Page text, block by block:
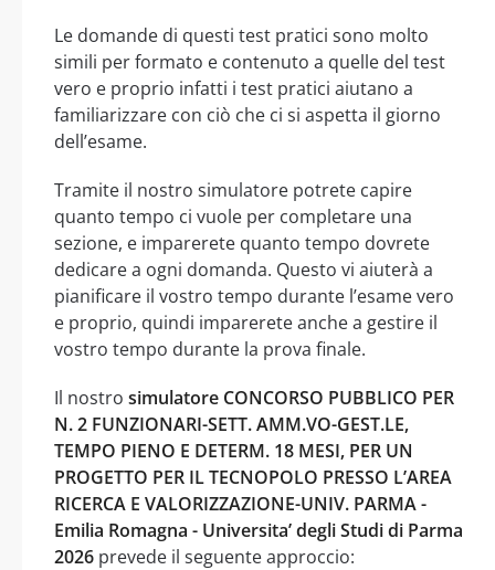
Le domande di questi test pratici sono molto
simili per formato e contenuto a quelle del test
vero e proprio infatti i test pratici aiutano a
familiarizzare con ciò che ci si aspetta il giorno
dell’esame.
Tramite il nostro simulatore potrete capire
quanto tempo ci vuole per completare una
sezione, e imparerete quanto tempo dovrete
dedicare a ogni domanda. Questo vi aiuterà a
pianificare il vostro tempo durante l’esame vero
e proprio, quindi imparerete anche a gestire il
vostro tempo durante la prova finale.
Il nostro simulatore CONCORSO PUBBLICO PER
N. 2 FUNZIONARI-SETT. AMM.VO-GEST.LE,
TEMPO PIENO E DETERM. 18 MESI, PER UN
PROGETTO PER IL TECNOPOLO PRESSO L’AREA
RICERCA E VALORIZZAZIONE-UNIV. PARMA -
Emilia Romagna - Universita’ degli Studi di Parma
2026 prevede il seguente approccio: